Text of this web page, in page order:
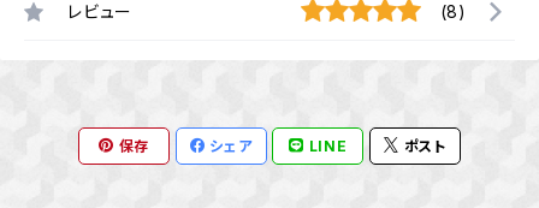
レビュー (8)
保存 シェア LINE ポスト